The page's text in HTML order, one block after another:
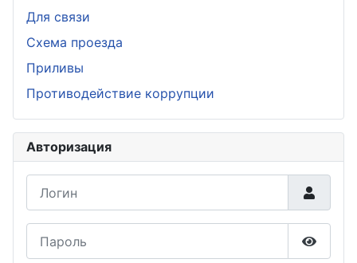
Для связи
Схема проезда
Приливы
Противодействие коррупции
Авторизация